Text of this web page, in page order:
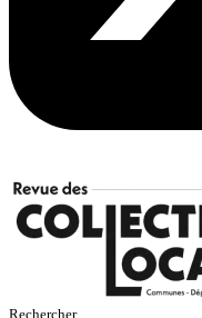
Rechercher